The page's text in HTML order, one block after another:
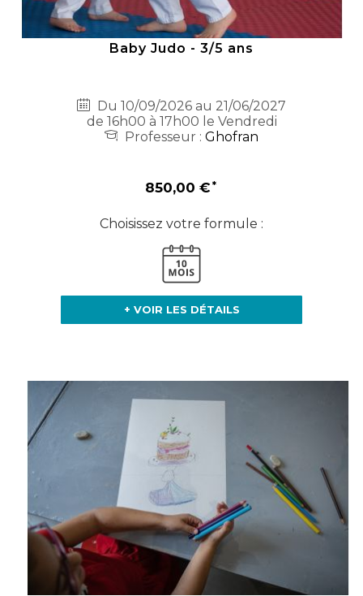
Baby Judo - 3/5 ans
Du 10/09/2026 au 21/06/2027
de 16h00 à 17h00 le Vendredi
Professeur : Ghofran
850,00 €
Choisissez votre formule :
+ VOIR LES DÉTAILS